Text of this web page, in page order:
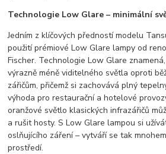
Technologie Low Glare – minimální
Jedním z klíčových předností modelu
použití prémiové Low Glare lampy od
Fischer. Technologie Low Glare
výrazně méně viditelného světla oproti
zářičům, přičemž si zachovává plný
výhoda pro restaurační a hotelové
oranžové světlo klasických infrazářičů
a rušit hosty. S Low Glare lampou si
oslňujícího záření – vytváří se tak
prostředí.